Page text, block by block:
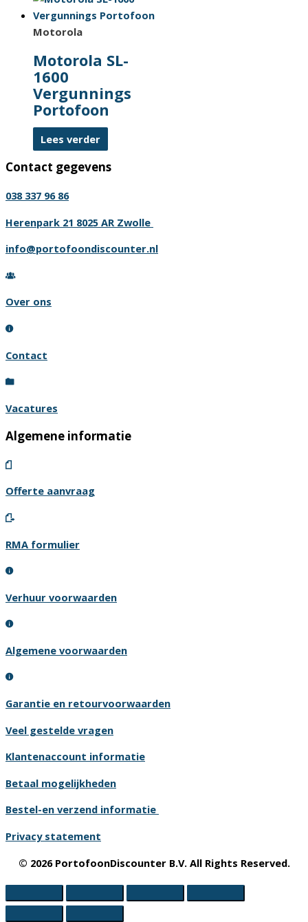
Motorola
Motorola SL-
1600
Vergunnings
Portofoon
Lees verder
Contact gegevens
038 337 96 86
Herenpark 21 8025 AR Zwolle
info@portofoondiscounter.nl
Over ons
Contact
Vacatures
Algemene informatie
Offerte aanvraag
RMA formulier
Verhuur voorwaarden
Algemene voorwaarden
Garantie en retourvoorwaarden
Veel gestelde vragen
Klantenaccount informatie
Betaal mogelijkheden
Bestel-en verzend informatie
Privacy statement
© 2026 PortofoonDiscounter B.V. All Rights Reserved.